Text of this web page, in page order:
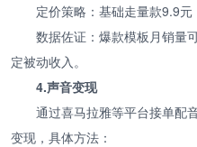
定价策略：基础走量款9.9元
数据佐证：爆款模板月销量
定被动收入。
4.声音变现
通过喜马拉雅等平台接单配
变现，具体方法：